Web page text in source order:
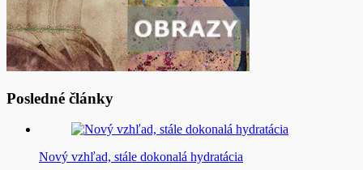
Posledné články
Nový vzhľad, stále dokonalá hydratácia